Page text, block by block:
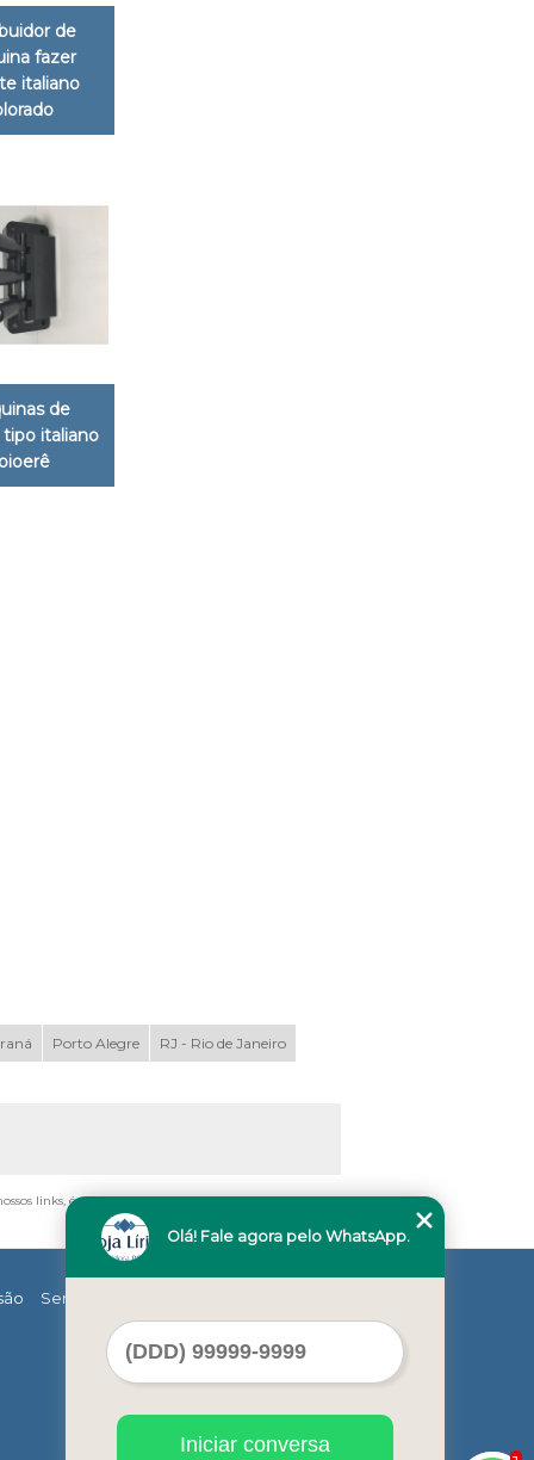
de
fazer
italiano
de
italiano
Porto Alegre RJ - Rio de Janeiro
links, é proibida sem a autorização do autor. Crime
Serviços
Olá! Fale agora pelo WhatsApp.
Iniciar conversa